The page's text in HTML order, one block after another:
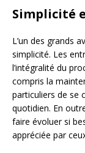
Simplicité
L’un des grands
simplicité. Les
l’intégralité du
compris la
particuliers de se
quotidien. En
faire évoluer si
appréciée par